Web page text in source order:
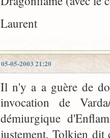
Laurent
05-05-2003 21:20
Il n'y a a guère de
invocation de
démiurgique
justement, Tolkien